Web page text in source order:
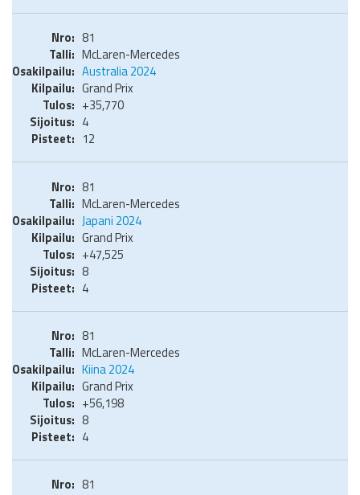
81
McLaren-Mercedes
Australia 2024
Grand Prix
+35,770
4
12
81
McLaren-Mercedes
Japani 2024
Grand Prix
+47,525
8
4
81
McLaren-Mercedes
Kiina 2024
Grand Prix
+56,198
8
4
81